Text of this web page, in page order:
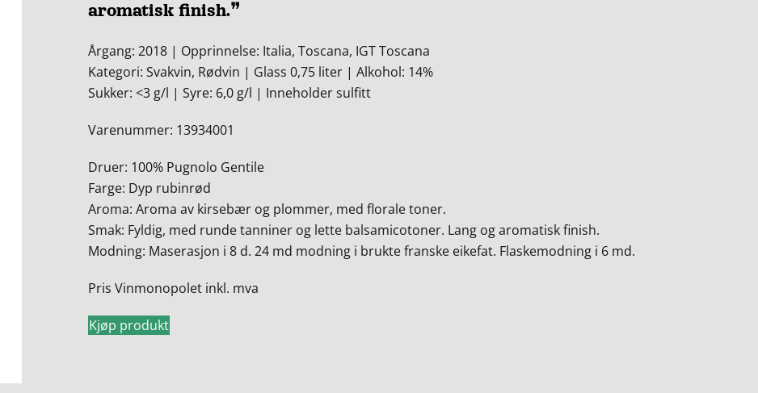
aromatisk finish.❞
Årgang: 2018 | Opprinnelse: Italia, Toscana, IGT Toscana
Kategori: Svakvin, Rødvin | Glass 0,75 liter | Alkohol: 14%
Sukker: <3 g/l | Syre: 6,0 g/l | Inneholder sulfitt
Varenummer: 13934001
Druer: 100% Pugnolo Gentile
Farge: Dyp rubinrød
Aroma: Aroma av kirsebær og plommer, med florale toner.
Smak: Fyldig, med runde tanniner og lette balsamicotoner. Lang og aromatisk finish.
Modning: Maserasjon i 8 d. 24 md modning i brukte franske eikefat. Flaskemodning i 6 md.
Pris Vinmonopolet inkl. mva
Kjøp produkt